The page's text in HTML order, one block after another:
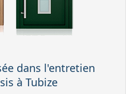
dans l'entretien
à Tubize